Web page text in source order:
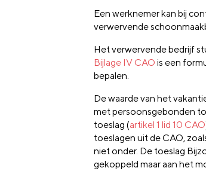
Een werknemer kan bij
verwervende
Het verwervende bedrijf
Bijlage IV CAO is een
bepalen.
De waarde van het
met persoonsgebonden
toeslag (artikel 1 lid 10 CAO
toeslagen uit de CAO,
niet onder. De toeslag
gekoppeld maar aan het